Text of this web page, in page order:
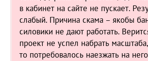
в кабинет на сайте не пускает.
слабый. Причина скама – якобы
силовики не дают работать.
проект не успел набрать
то потребовалось наезжать на